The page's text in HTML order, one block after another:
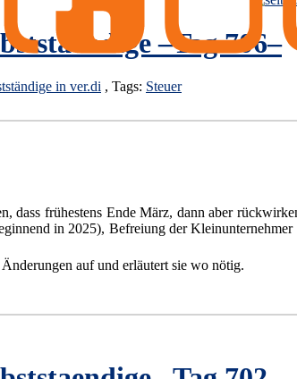
–Tag 706–
in ver.di , Tags: Steuer
dass frühestens Ende März, dann aber
in 2025), Befreiung der
auf und erläutert sie wo nötig.